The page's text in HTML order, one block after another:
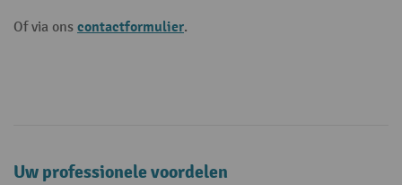
Of via ons contactformulier.
Uw professionele voordelen